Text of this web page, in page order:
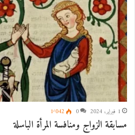
1 فبراير، 2024 0 1٬042
مسابقة الزواج ومنافسة المرأة الباسلة